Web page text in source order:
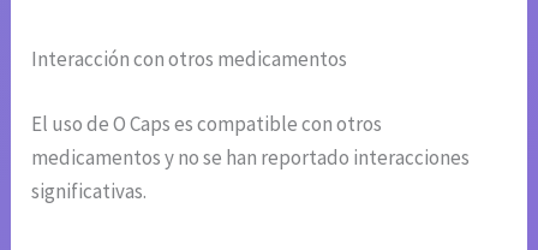
Interacción con otros medicamentos
El uso de O Caps es compatible con otros
medicamentos y no se han reportado interacciones
significativas.